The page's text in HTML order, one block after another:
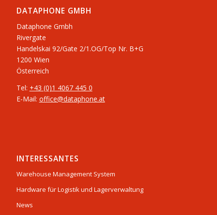
DATAPHONE GMBH
Dataphone Gmbh
Rivergate
​Handelskai 92/Gate 2/1.OG/Top Nr. B+G
1200 Wien
Österreich
Tel: +43 (0)1 4067 445 0
E-Mail: office@dataphone.at
INTERESSANTES
Warehouse Management System
Hardware für Logistik und Lagerverwaltung
News